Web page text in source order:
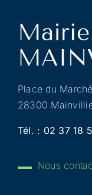
Place du Marché
28300
Tél. : 02 37 18
Nous